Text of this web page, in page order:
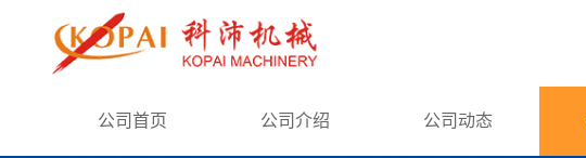
公司首页
公司首页 公司介绍 公司动态